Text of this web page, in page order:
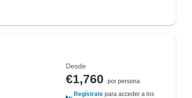
Desde
€1,760
por persona
Regístrate para acceder a los